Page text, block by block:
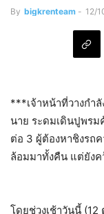
By bigkrenteam - 12/
***เจ้าหน้าที่วางกำ
นาย ระดมเดินปูพรม
ต่อ 3 ผู้ต้องหาชิงรถ
ล้อมมาทั้งคืน แต่ยัง
โดยช่วงเช้าวันนี้